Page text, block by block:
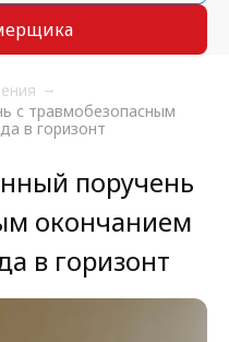
с травмобезопасным
в горизонт
поручень
окончанием
в горизонт